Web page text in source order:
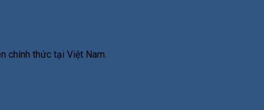
chính thức tại Việt Nam.